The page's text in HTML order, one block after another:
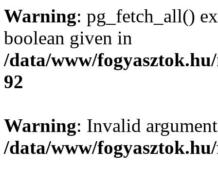
Warning: pg_fetch_all()
boolean given in
/data/www/
92
Warning: Invalid
/data/www/